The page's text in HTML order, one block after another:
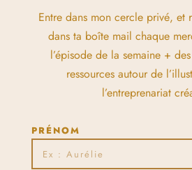
Entre dans mon cercle privé, et
dans ta boîte mail chaque
l’épisode de la semaine +
ressources autour de
l’entreprenariat
PRÉNOM